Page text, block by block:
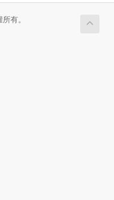
有。